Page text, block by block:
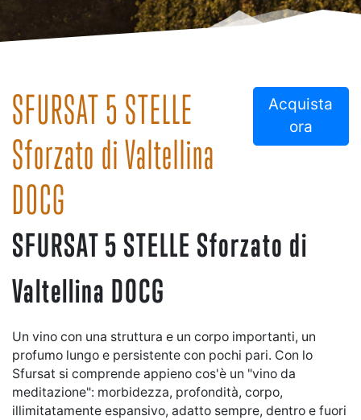
SFURSAT 5 STELLE
Sforzato di Valtellina
DOCG
Acquista
ora
SFURSAT 5 STELLE Sforzato di
Valtellina DOCG
Un vino con una struttura e un corpo importanti, un
profumo lungo e persistente con pochi pari. Con lo
Sfursat si comprende appieno cos'è un "vino da
meditazione": morbidezza, profondità, corpo,
illimitatamente espansivo, adatto sempre, dentro e fuori